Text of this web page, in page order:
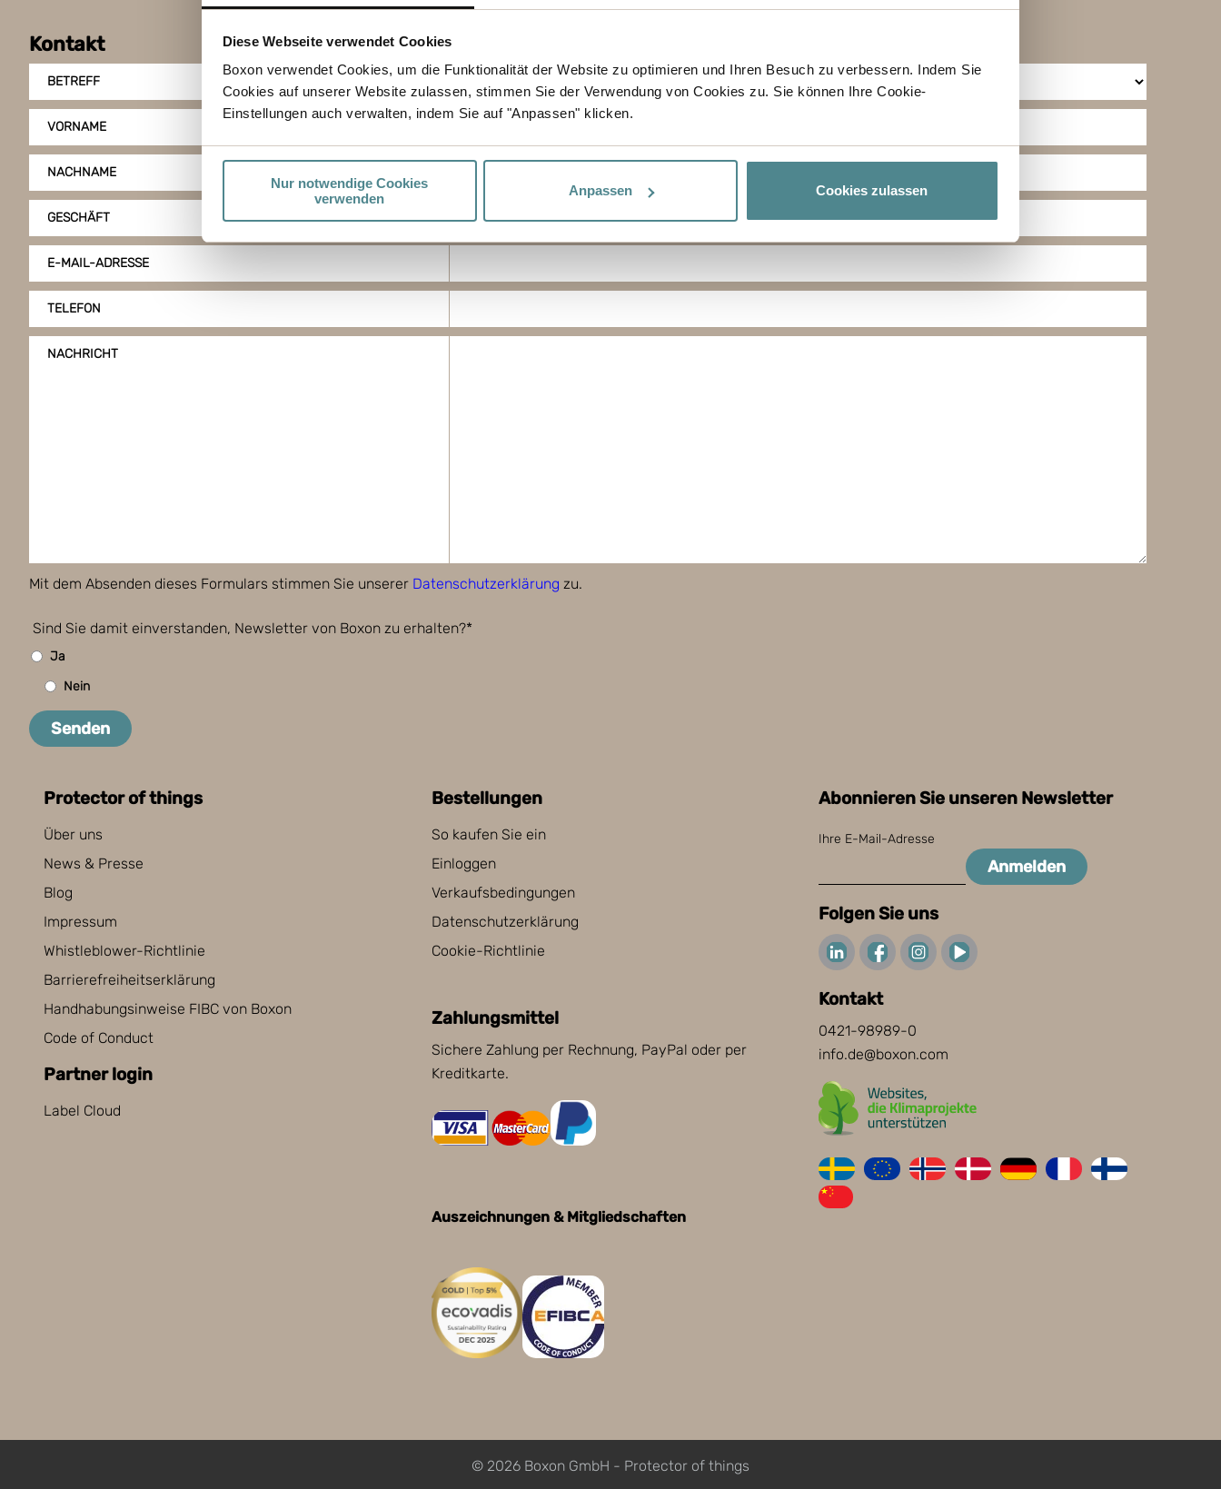
Diese Webseite verwendet Cookies
Boxon verwendet Cookies, um die Funktionalität der Website zu optimieren und Ihren Besuch zu verbessern. Indem Sie
Cookies auf unserer Website zulassen, stimmen Sie der Verwendung von Cookies zu. Sie können Ihre Cookie-
Einstellungen auch verwalten, indem Sie auf "Anpassen" klicken.
Nur notwendige Cookies
verwenden
Anpassen Cookies zulassen
Kontakt
BETREFF
VORNAME
NACHNAME
GESCHÄFT
E-MAIL-ADRESSE
TELEFON
NACHRICHT
Mit dem Absenden dieses Formulars stimmen Sie unserer Datenschutzerklärung zu.
Sind Sie damit einverstanden, Newsletter von Boxon zu erhalten?*
Ja
Nein
Senden
Protector of things
Über uns
News & Presse
Blog
Impressum
Whistleblower-Richtlinie
Barrierefreiheitserklärung
Handhabungsinweise FIBC von Boxon
Code of Conduct
Partner login
Label Cloud
Bestellungen
So kaufen Sie ein
Einloggen
Verkaufsbedingungen
Datenschutzerklärung
Cookie-Richtlinie
Zahlungsmittel
Sichere Zahlung per Rechnung, PayPal oder per
Kreditkarte.
Auszeichnungen & Mitgliedschaften
Abonnieren Sie unseren Newsletter
Ihre E-Mail-Adresse
Anmelden
Folgen Sie uns
Kontakt
0421-98989-0
info.de@boxon.com
© 2026 Boxon GmbH - Protector of things